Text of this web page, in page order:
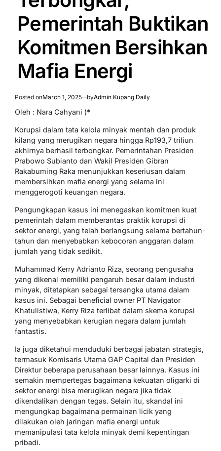
Pemerintah Buktikan
Komitmen Bersihkan
Mafia Energi
Posted onMarch 1, 2025 byAdmin Kupang Daily
Oleh : Nara Cahyani )*
Korupsi dalam tata kelola minyak mentah dan produk
kilang yang merugikan negara hingga Rp193,7 triliun
akhirnya berhasil terbongkar. Pemerintahan Presiden
Prabowo Subianto dan Wakil Presiden Gibran
Rakabuming Raka menunjukkan keseriusan dalam
membersihkan mafia energi yang selama ini
menggerogoti keuangan negara.
Pengungkapan kasus ini menegaskan komitmen kuat
pemerintah dalam memberantas praktik korupsi di
sektor energi, yang telah berlangsung selama bertahun-
tahun dan menyebabkan kebocoran anggaran dalam
jumlah yang tidak sedikit.
Muhammad Kerry Adrianto Riza, seorang pengusaha
yang dikenal memiliki pengaruh besar dalam industri
minyak, ditetapkan sebagai tersangka utama dalam
kasus ini. Sebagai beneficial owner PT Navigator
Khatulistiwa, Kerry Riza terlibat dalam skema korupsi
yang menyebabkan kerugian negara dalam jumlah
fantastis.
Ia juga diketahui menduduki berbagai jabatan strategis,
termasuk Komisaris Utama GAP Capital dan Presiden
Direktur beberapa perusahaan besar lainnya. Kasus ini
semakin mempertegas bagaimana kekuatan oligarki di
sektor energi bisa merugikan negara jika tidak
dikendalikan dengan tegas. Selain itu, skandal ini
mengungkap bagaimana permainan licik yang
dilakukan oleh jaringan mafia energi untuk
memanipulasi tata kelola minyak demi kepentingan
pribadi.